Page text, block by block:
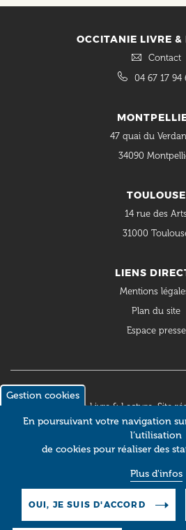
OCCITANIE LIVRE &
Contact
04 67 17 94
47 quai du
34090
TOULOUSE
14 rue des Arts
31000
LIENS
Mentions
Plan du site
Espace presse
© 2018 Occitanie Livre & Lecture. Site
Gestion cookies
En poursuivant votre navigation
l’utilisation
de cookies pour réaliser des
Plus d'infos
OUI, JE SUIS D'ACCORD